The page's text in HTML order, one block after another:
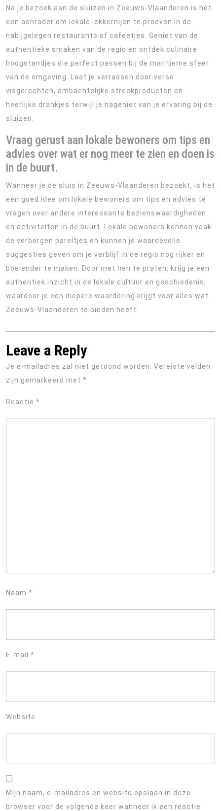
Na je bezoek aan de sluizen in Zeeuws-Vlaanderen is het
een aanrader om lokale lekkernijen te proeven in de
nabijgelegen restaurants of cafeetjes. Geniet van de
authentieke smaken van de regio en ontdek culinaire
hoogstandjes die perfect passen bij de maritieme sfeer
van de omgeving. Laat je verrassen door verse
visgerechten, ambachtelijke streekproducten en
heerlijke drankjes terwijl je nageniet van je ervaring bij de
sluizen.
Vraag gerust aan lokale bewoners om tips en
advies over wat er nog meer te zien en doen is
in de buurt.
Wanneer je de sluis in Zeeuws-Vlaanderen bezoekt, is het
een goed idee om lokale bewoners om tips en advies te
vragen over andere interessante bezienswaardigheden
en activiteiten in de buurt. Lokale bewoners kennen vaak
de verborgen pareltjes en kunnen je waardevolle
suggesties geven om je verblijf in de regio nog rijker en
boeiender te maken. Door met hen te praten, krijg je een
authentiek inzicht in de lokale cultuur en geschiedenis,
waardoor je een diepere waardering krijgt voor alles wat
Zeeuws-Vlaanderen te bieden heeft.
Leave a Reply
Je e-mailadres zal niet getoond worden.
Vereiste velden
zijn gemarkeerd met *
Reactie *
Naam *
E-mail *
Website
Mijn naam, e-mailadres en website opslaan in deze
browser voor de volgende keer wanneer ik een reactie